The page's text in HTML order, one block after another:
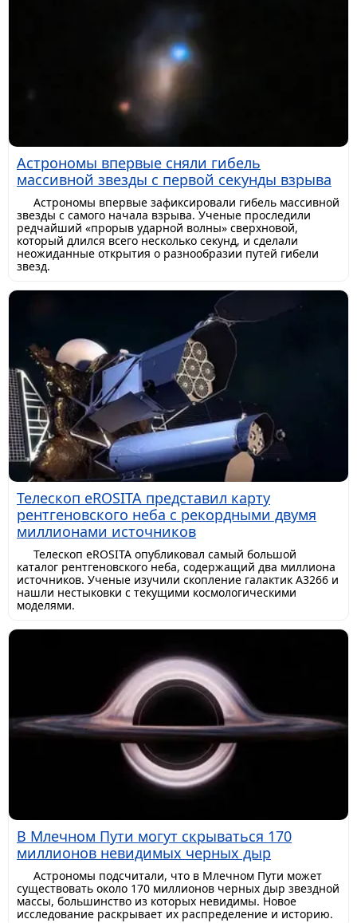
Астрономы впервые сняли гибель
массивной звезды с первой секунды взрыва
Астрономы впервые зафиксировали гибель массивной
звезды с самого начала взрыва. Ученые проследили
редчайший «прорыв ударной волны» сверхновой,
который длился всего несколько секунд, и сделали
неожиданные открытия о разнообразии путей гибели
звезд.
Телескоп eROSITA представил карту
рентгеновского неба с рекордными двумя
миллионами источников
Телескоп eROSITA опубликовал самый большой
каталог рентгеновского неба, содержащий два миллиона
источников. Ученые изучили скопление галактик A3266 и
нашли нестыковки с текущими космологическими
моделями.
В Млечном Пути могут скрываться 170
миллионов невидимых черных дыр
Астрономы подсчитали, что в Млечном Пути может
существовать около 170 миллионов черных дыр звездной
массы, большинство из которых невидимы. Новое
исследование раскрывает их распределение и историю.